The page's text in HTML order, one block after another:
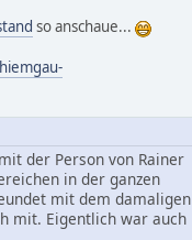
so anschaue...
der Person von Rainer
in der ganzen
mit dem damaligen
mit. Eigentlich war auch